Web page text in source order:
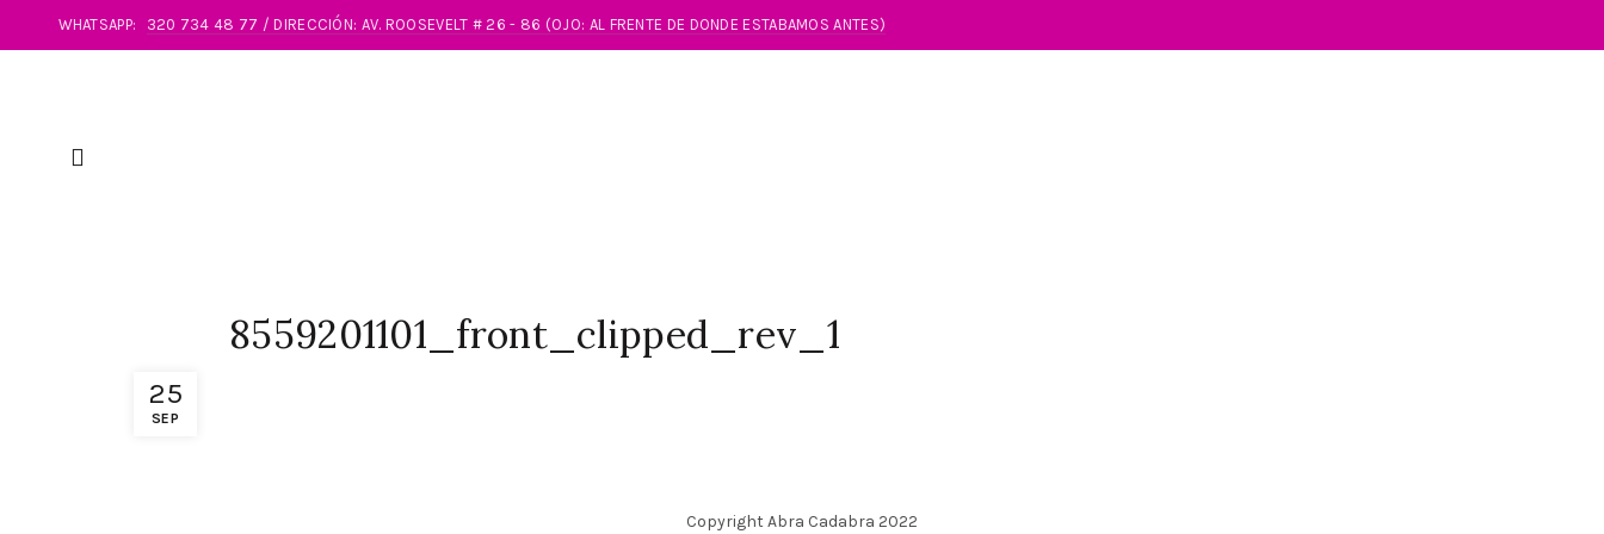
WHATSAPP: 320 734 48 77 / DIRECCIÓN: AV. ROOSEVELT # 26 - 86 (OJO: AL FRENTE DE DONDE ESTABAMOS ANTES)
25
SEP
8559201101_front_clipped_rev_1
Copyright Abra Cadabra 2022